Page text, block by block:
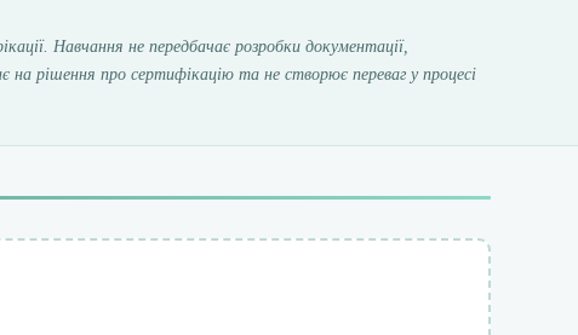
Навчання не передбачає розробки документації,
рішення про сертифікацію та не створює переваг у процесі